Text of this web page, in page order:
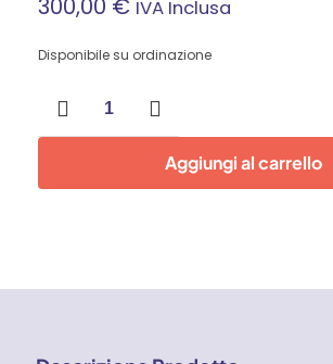
IVA Inclusa
Disponibile su ordinazione
Awelco
Easymig
Aggiungi al carrello